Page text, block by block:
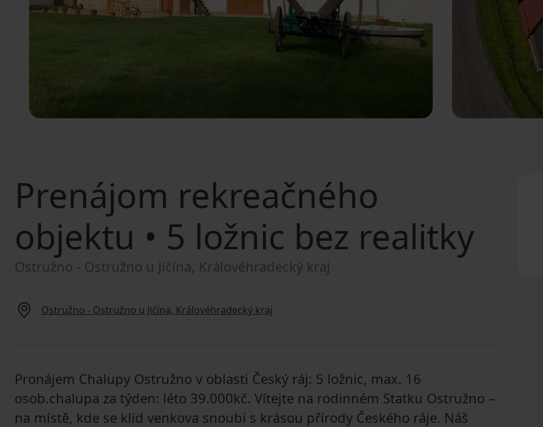
Prenájom rekreačného
objektu • 5 ložnic bez realitky
Ostružno - Ostružno u Jičína, Královéhradecký kraj
Ostružno - Ostružno u Jičína, Královéhradecký kraj
Pronájem Chalupy Ostružno v oblasti Český ráj: 5 ložnic, max. 16
osob.chalupa za týden: léto 39.000kč. Vítejte na rodinném Statku Ostružno –
na místě, kde se klid venkova snoubí s krásou přírody Českého ráje. Náš